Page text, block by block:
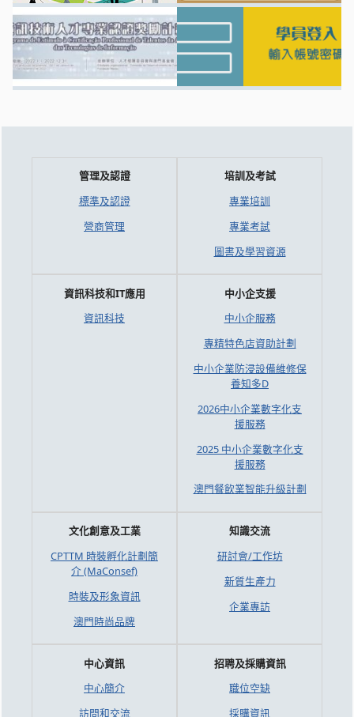
管理及認證
標準及認證
營商管理
培訓及考試
專業培訓
專業考試
圖書及學習資源
資訊科技和IT應用
資訊科技
中小企支援
中小企服務
專精特色店資助計劃
中小企業防浸設備維修保
養知多D
2026中小企業數字化支
援服務
2025 中小企業數字化支
援服務
澳門餐飲業智能升級計劃
文化創意及工業
CPTTM 時裝孵化計劃簡
介 (MaConsef)
時裝及形象資訊
澳門時尚品牌
知識交流
研討會/工作坊
新質生產力
企業專訪
中心資訊
中心簡介
訪問和交流
招聘及採購資訊
職位空缺
採購資訊